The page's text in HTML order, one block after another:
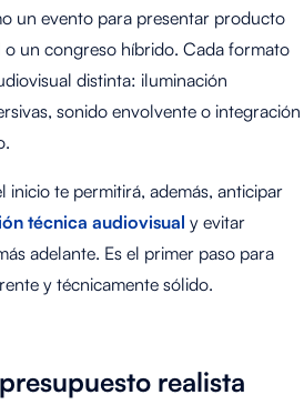
un evento para presentar producto
un congreso híbrido. Cada formato
distinta: iluminación
sonido envolvente o integración
inicio te permitirá, además, anticipar
técnica audiovisual y evitar
adelante. Es el primer paso para
y técnicamente sólido.
realista